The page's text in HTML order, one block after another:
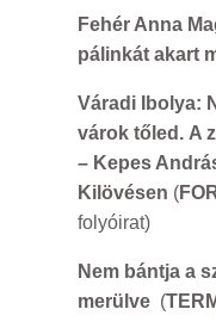
Fehér Anna
pálinkát akart
Váradi Ibolya:
várok tőled. A
– Kepes
Kilövésen (
folyóirat)
Nem bántja a
merülve (